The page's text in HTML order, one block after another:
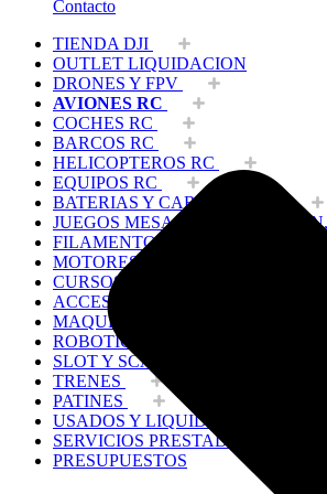
Contacto
TIENDA DJI
OUTLET LIQUIDACION
DRONES Y FPV
AVIONES RC
COCHES RC
BARCOS RC
HELICOPTEROS RC
EQUIPOS RC
BATERIAS Y CARGADORES
JUEGOS MESA,
FILAMENTO IMPRESORA 3D
MOTORES Y ACCESORIOS
CURSOS Y TALLERES
ACCESORIOS,
MAQUETAS ESTÁTICAS Y
ROBOTICA Y GADGETS
SLOT Y SCALEXTRIC
TRENES
PATINES
USADOS Y LIQUIDACION
SERVICIOS PRESTADOS
PRESUPUESTOS